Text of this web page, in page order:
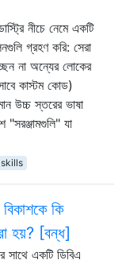
নীচে নেমে একটি
গ্রহণ করি: সেরা
না অন্যের লোকের
কাস্টম কোড)
উচ্চ স্তরের ভাষা
যা
skills
কি
হয়? [বন্ধ]
সাথে একটি ডিবিএ